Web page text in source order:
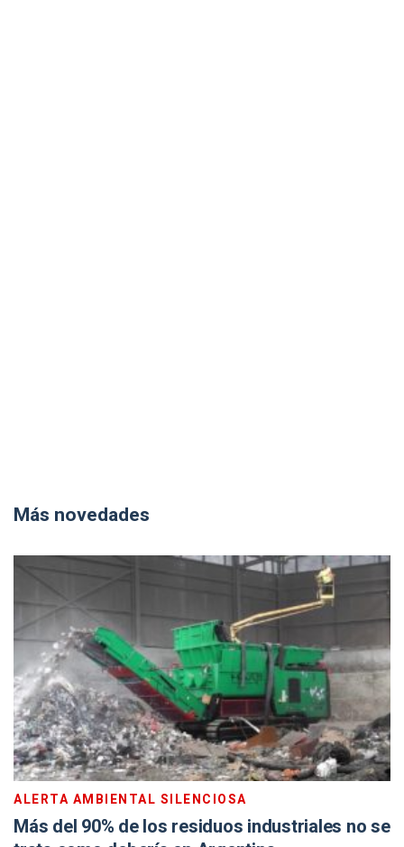
Más novedades
ALERTA AMBIENTAL SILENCIOSA
Más del 90% de los residuos industriales no se